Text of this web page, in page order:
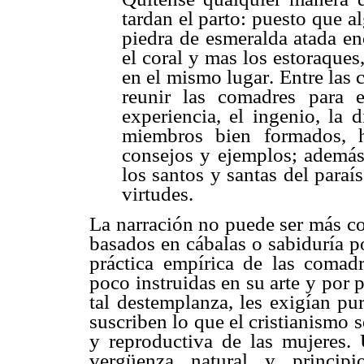
tardan el parto: puesto que
piedra de esmeralda atada
el coral y mas los
en el mismo lugar. Entre
reunir las comadres
experiencia, el ingenio, la
miembros bien formados,
consejos y ejemplos;
los santos y santas del
virtudes.
La narración no puede ser más
basados en cábalas o sabiduría
práctica empírica de las
poco instruidas en su arte y
tal destemplanza, les exigían
suscriben lo que el cristianismo
y reproductiva de las mujeres.